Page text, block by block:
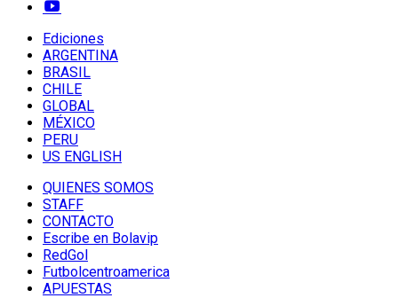
Ediciones
ARGENTINA
BRASIL
CHILE
GLOBAL
MÉXICO
PERU
US ENGLISH
QUIENES SOMOS
STAFF
CONTACTO
Escribe en Bolavip
RedGol
Futbolcentroamerica
APUESTAS